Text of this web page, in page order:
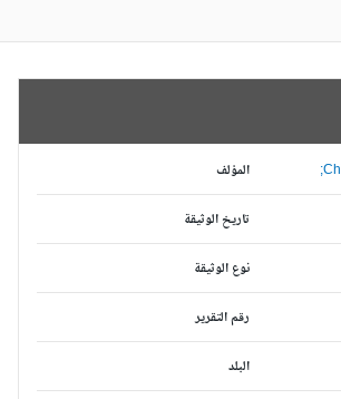
المؤلف
تاريخ الوثيقة
نوع الوثيقة
رقم التقرير
البلد